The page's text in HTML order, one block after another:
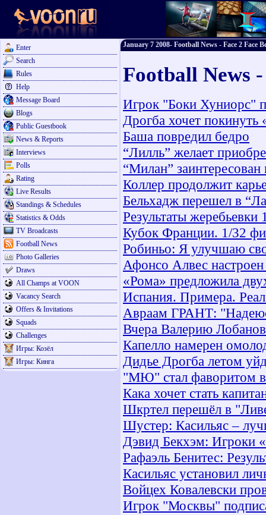
Enter
Search
Rules
Help
Message Board
Blogs
Public Guestbook
News & Reports
Interviews
Polls
Rating
Live Results
Standings & Schedules
Statistics & Odds
TV Broadcasts
Football News
Photo Galleries
Draws
All Champs at VOON
Vacancy Search
Offers & Invitations
Squads
Challenges
Игры: Козёл
Игры: Кинга
January 7 2008- Football News - Face 2 Face
Football News
Игрок "Боки Хуниорс"
Дрогба хочет покинуть
Баша повредил бедро
“Лилль” желает
“Милан”
Коллер продолжит
Бельхадж перешел в
Результаты
Кубок Франции. 1/32
Робиньо: Я улучшаю
Афонсо Алвес настроен
«Рома» предложила
Испания. Примера.
Авраам ГРАНТ:
Вчера Валерию
Капелло намерен
Дидье Дрогба летом
"МЮ" стал фаворитом в
Кака хочет стать
Шкртел перешёл в
Шустер: Касильяс –
Дэвид Бекхэм: Игроки
Рафаэль Бенитес:
Касильяс установил
Войцех Ковалевски
Игрок "Москвы"